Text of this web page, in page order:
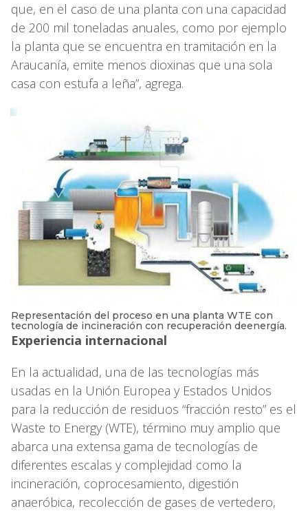
que, en el caso de una planta con una capacidad
de 200 mil toneladas anuales, como por ejemplo
la planta que se encuentra en tramitación en la
Araucanía, emite menos dioxinas que una sola
casa con estufa a leña”, agrega.
Representación del proceso en una planta WTE con
tecnología de incineración con recuperación deenergía.
Experiencia internacional
En la actualidad, una de las tecnologías más
usadas en la Unión Europea y Estados Unidos
para la reducción de residuos “fracción resto” es el
Waste to Energy (WTE), término muy amplio que
abarca una extensa gama de tecnologías de
diferentes escalas y complejidad como la
incineración, coprocesamiento, digestión
anaeróbica, recolección de gases de vertedero,